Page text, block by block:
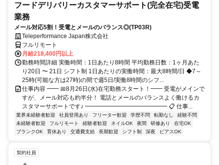
フードデリバリーカスタマーサポート(完全在宅)受電
業務
メール対応5割！受電とメールのバランス◎(TP03R)
Teleperformance Japan株式会社
フルリモート
月給218,400円以上
勤務時間詳細 実働時間：1日あたり8時間 平均勤務日数：1ヶ月あた
り20日 〜 21日 シフト制 1日あたりの実働時間：最大8時間/日 ◆7～
25時(可能な方は27時)の間で週5日/実働8時間のシフ...
仕事内容 ━━ 📅8月26日(水)在宅勤務スタート！━━ 受電がメインで
すが、メール対応も約半分！ 電話とメールのバランスよく働けるカ
スタマーサポートです♪ ━━━━━━━━━━━━━━ 📋 仕事...
業界未経験者歓迎 社員登用あり フリーター歓迎 学歴不問 転勤なし
経験不問
未経験者歓迎
フルリモート 経験者歓迎 ネイルOK 夜間 研修あり
在宅OK
ブランクOK
育休あり 交通費支給 長期歓迎 シフト制 深夜 ピアスOK
契約社員